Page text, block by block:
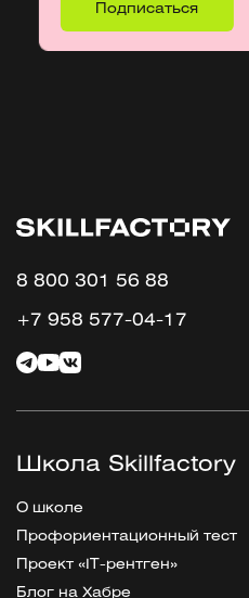
8 800 301 56 88
+7 958 577-04-17
Школа Skillfactory
О школе
Профориентационный тест
Проект «IT-рентген»
Блог на Хабре